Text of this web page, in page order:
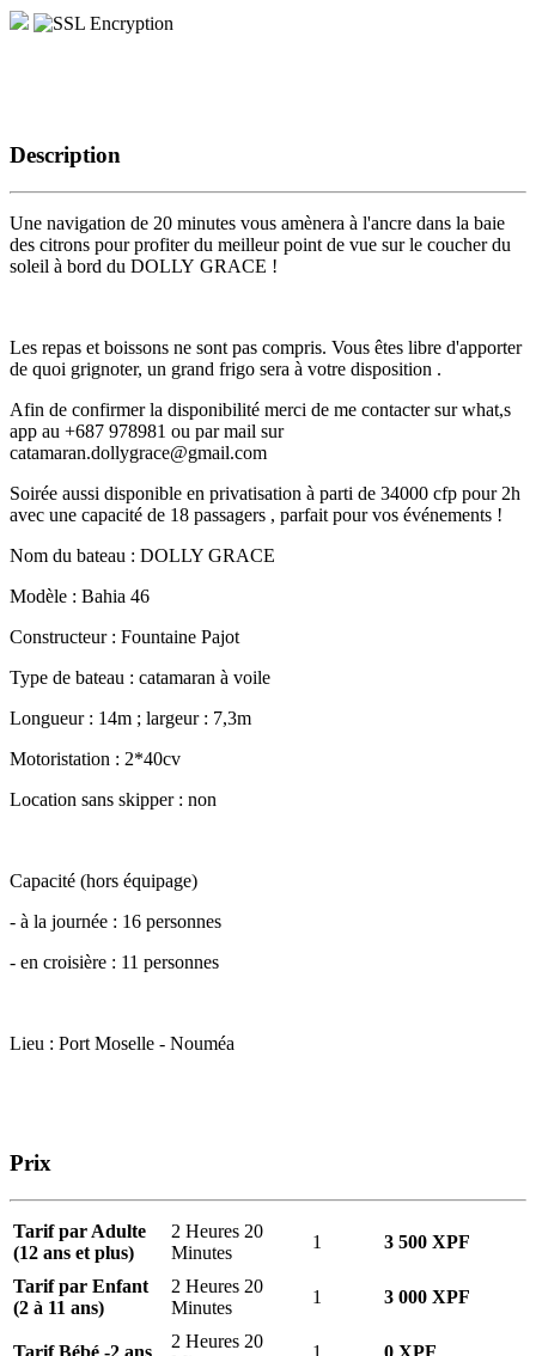
Description
Une navigation de 20 minutes vous amènera à l'ancre dans la baie
des citrons pour profiter du meilleur point de vue sur le coucher du
soleil à bord du DOLLY GRACE !
Les repas et boissons ne sont pas compris. Vous êtes libre d'apporter
de quoi grignoter, un grand frigo sera à votre disposition .
Afin de confirmer la disponibilité merci de me contacter sur what,s
app au +687 978981 ou par mail sur
catamaran.dollygrace@gmail.com
Soirée aussi disponible en privatisation à parti de 34000 cfp pour 2h
avec une capacité de 18 passagers , parfait pour vos événements !
Nom du bateau : DOLLY GRACE
Modèle : Bahia 46
Constructeur : Fountaine Pajot
Type de bateau : catamaran à voile
Longueur : 14m ; largeur : 7,3m
Motoristation : 2*40cv
Location sans skipper : non
Capacité (hors équipage)
- à la journée : 16 personnes
- en croisière : 11 personnes
Lieu : Port Moselle - Nouméa
Prix
Tarif par Adulte
(12 ans et plus)
2 Heures 20
Minutes
1 3 500 XPF
Tarif par Enfant
(2 à 11 ans)
2 Heures 20
Minutes
1 3 000 XPF
Tarif Bébé -2 ans
2 Heures 20
1 0 XPF